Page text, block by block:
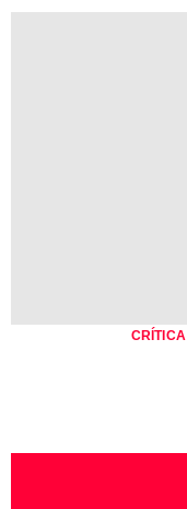
CRÍTICA